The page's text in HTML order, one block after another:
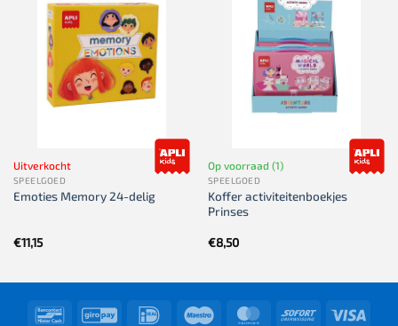
Uitverkocht
SPEELGOED
Emoties Memory 24-delig
€11,15
Op voorraad (1)
SPEELGOED
Koffer activiteitenboekjes
Prinses
€8,50
BancontactGiroPay IDeal Maestro MasterCardSofort